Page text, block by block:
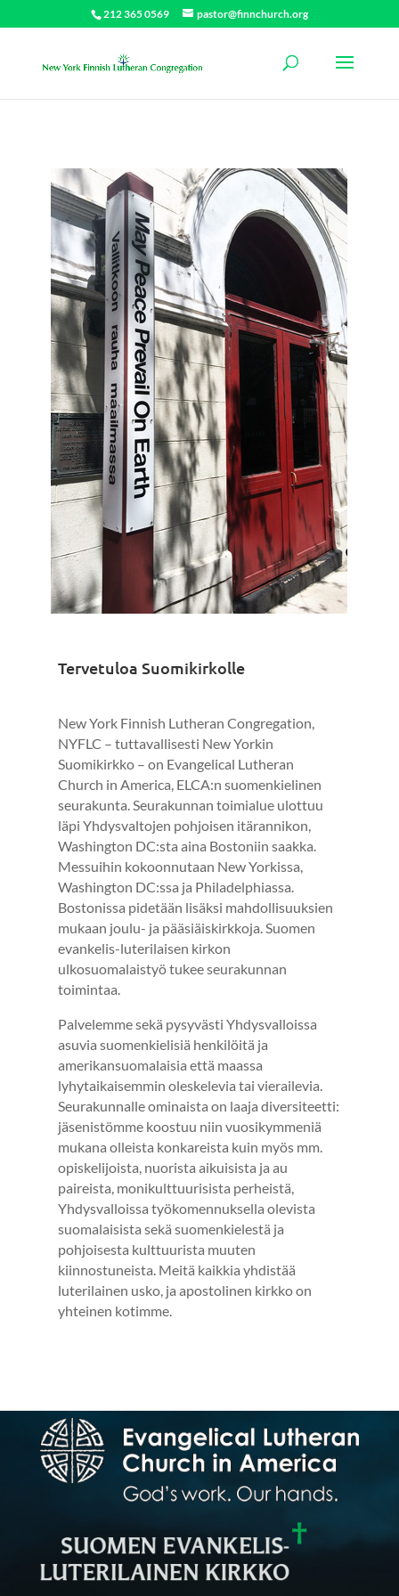
212 365 0569 pastor@finnchurch.org
Tervetuloa Suomikirkolle
New York Finnish Lutheran Congregation,
NYFLC – tuttavallisesti New Yorkin
Suomikirkko – on Evangelical Lutheran
Church in America, ELCA:n suomenkielinen
seurakunta. Seurakunnan toimialue ulottuu
läpi Yhdysvaltojen pohjoisen itärannikon,
Washington DC:sta aina Bostoniin saakka.
Messuihin kokoonnutaan New Yorkissa,
Washington DC:ssa ja Philadelphiassa.
Bostonissa pidetään lisäksi mahdollisuuksien
mukaan joulu- ja pääsiäiskirkkoja. Suomen
evankelis-luterilaisen kirkon
ulkosuomalaistyö tukee seurakunnan
toimintaa.
Palvelemme sekä pysyvästi Yhdysvalloissa
asuvia suomenkielisiä henkilöitä ja
amerikansuomalaisia että maassa
lyhytaikaisemmin oleskelevia tai vierailevia.
Seurakunnalle ominaista on laaja diversiteetti:
jäsenistömme koostuu niin vuosikymmeniä
mukana olleista konkareista kuin myös mm.
opiskelijoista, nuorista aikuisista ja au
paireista, monikulttuurisista perheistä,
Yhdysvalloissa työkomennuksella olevista
suomalaisista sekä suomenkielestä ja
pohjoisesta kulttuurista muuten
kiinnostuneista. Meitä kaikkia yhdistää
luterilainen usko, ja apostolinen kirkko on
yhteinen kotimme.
ARKI JA JUHLA
Kaste
Rippikoulu
Häät
Kodin siunaus
Apua
Hautaus
SEURAKUNTA
Esittely
Seurakunnan toimisto